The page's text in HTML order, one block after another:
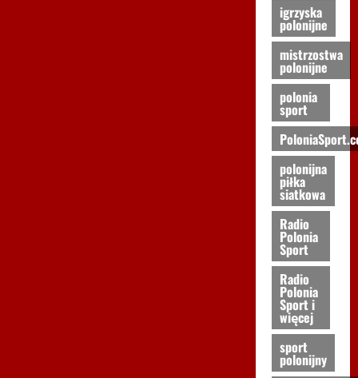
igrzyska
polonijne
mistrzostwa
polonijne
polonia
sport
polonijna
piłka
siatkowa
Radio
Polonia
Sport
Radio
Polonia
Sport i
więcej
sport
polonijny